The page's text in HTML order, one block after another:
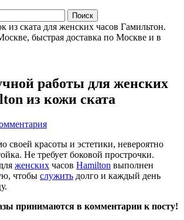
работы для женских
из кожи ската
своей красоты и эстетики, невероятно
Не требует боковой прострочки.
женских часов Hamilton выполнен
чтобы служить долго и каждый день
принимаются в комментарии к посту!